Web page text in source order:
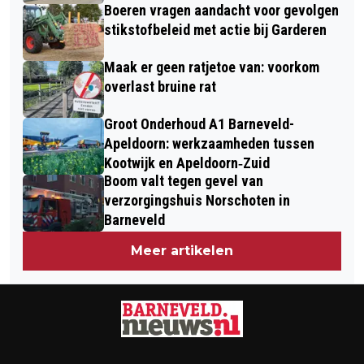
Boeren vragen aandacht voor gevolgen
stikstofbeleid met actie bij Garderen
Maak er geen ratjetoe van: voorkom
overlast bruine rat
Groot Onderhoud A1 Barneveld-
Apeldoorn: werkzaamheden tussen
Kootwijk en Apeldoorn‐Zuid
Boom valt tegen gevel van
verzorgingshuis Norschoten in
Barneveld
Meer artikelen